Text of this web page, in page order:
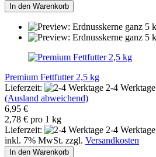
In den Warenkorb
Premium Fettfutter 2,5 kg
Lieferzeit:
2-4 Werktage
(Ausland abweichend)
6,95 €
2,78 € pro 1 kg
Lieferzeit:
2-4 Werktage
inkl. 7% MwSt. zzgl. Versandkosten
In den Warenkorb